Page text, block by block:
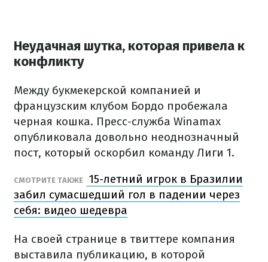
Неудачная шутка, которая привела к
конфликту
Между букмекерской компанией и
французским клубом Бордо пробежала
черная кошка. Пресс-служба Winamax
опубликовала довольно неоднозначный
пост, который оскорбил команду Лиги 1.
СМОТРИТЕ ТАКЖЕ
15-летний игрок в Бразилии
забил сумасшедший гол в падении через
себя: видео шедевра
На своей странице в твиттере компания
выставила публикацию, в которой